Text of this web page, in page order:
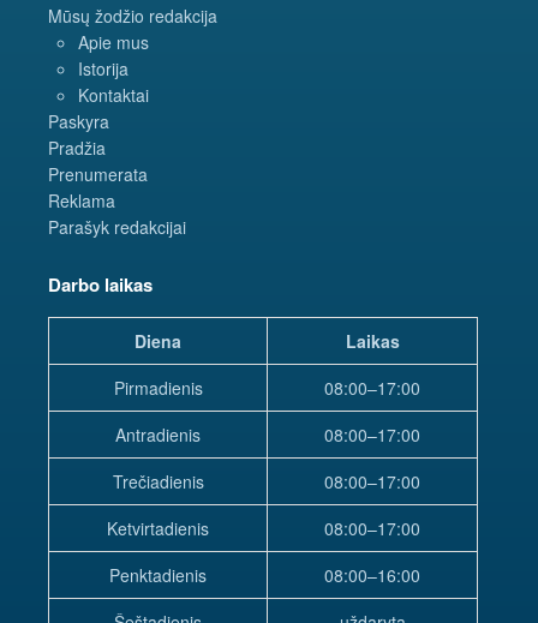
Mūsų žodžio redakcija
Apie mus
Istorija
Kontaktai
Paskyra
Pradžia
Prenumerata
Reklama
Parašyk redakcijai
Darbo laikas
Diena
Laikas
Pirmadienis
08:00–17:00
Antradienis
08:00–17:00
Trečiadienis
08:00–17:00
Ketvirtadienis
08:00–17:00
Penktadienis
08:00–16:00